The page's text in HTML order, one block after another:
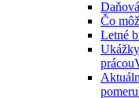
Čo
Letné
prácou
pomeru